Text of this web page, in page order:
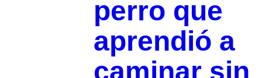
perro que
aprendió a
caminar sin